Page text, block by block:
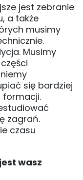
jest zebranie
a także
musimy
Musimy
się bardziej
formacji.
zagrań.
czasu
wasz